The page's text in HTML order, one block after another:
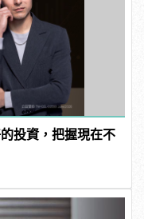
投資，把握現在不